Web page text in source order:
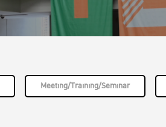
Meeting/Training/Seminar